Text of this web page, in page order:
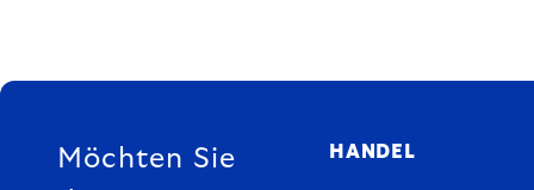
FUSSZEILE
Möchten Sie
HANDEL